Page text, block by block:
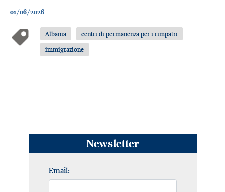
01/06/2026
Albania
centri di permanenza per i rimpatri
immigrazione
Newsletter
Email: